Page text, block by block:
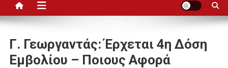
Γ. Γεωργαντάς: Έρχεται 4η Δόση
Εμβολίου – Ποιους Αφορά